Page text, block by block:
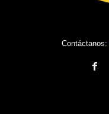
Contáctanos: